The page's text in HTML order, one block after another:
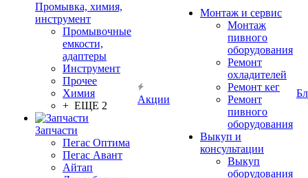
Промывка, химия,
инструмент
Промывочные
емкости,
адаптеры
Инструмент
Прочее
Химия
+ ЕЩЕ 2
Запчасти
Пегас Оптима
Пегас Авант
Айтап
Акции
Монтаж и сервис
Монтаж
пивного
оборудования
Ремонт
охладителей
Ремонт кег
Ремонт
пивного
оборудования
Выкуп и
консультации
Выкуп
оборудования